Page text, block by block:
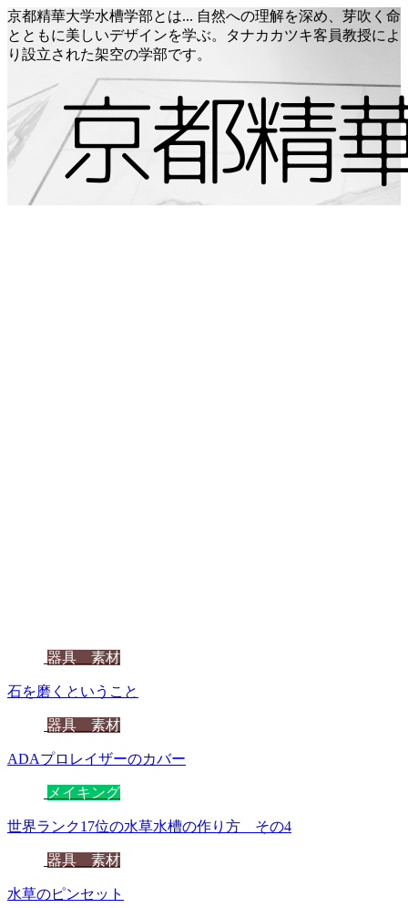
京都精華大学水槽学部とは... 自然への理解を深め、芽吹く命
とともに美しいデザインを学ぶ。タナカカツキ客員教授によ
り設立された架空の学部です。
器具 素材
石を磨くということ
器具 素材
ADAプロレイザーのカバー
メイキング
世界ランク17位の水草水槽の作り方 その4
器具 素材
水草のピンセット